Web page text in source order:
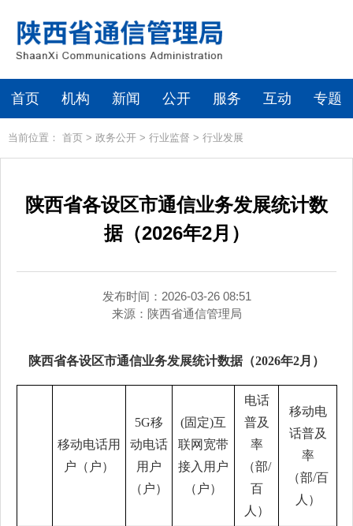
首页 机构 新闻 公开 服务 互动 专题
当前位置： 首页 > 政务公开 > 行业监督 > 行业发展
陕西省各设区市通信业务发展统计数
据（2026年2月）
发布时间：2026-03-26 08:51
来源： 陕西省通信管理局
陕西省各设区市通信业务发展统计数据（2026年2月）
移动电话用
户（户）
5G移
动电话
用户
（ 户）
(固定)互
联网宽带
接入用户
（ 户）
电话
普及
率
（部/
百
人 ）
移动电
话普及
率
（部/百
人 ）